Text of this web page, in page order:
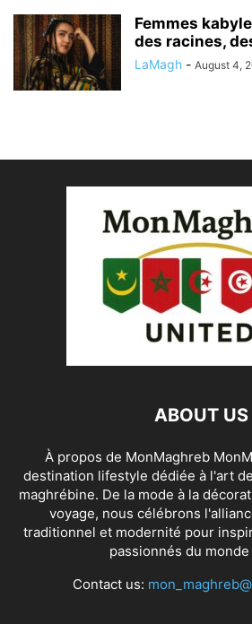
Femmes
des racines,
LaMagh - August 4,
ABOUT US
À propos de MonMaghreb
destination lifestyle dédiée à l'art
maghrébine. De la mode à la
voyage, nous célébrons
traditionnel et modernité pour
passionnés du
Contact us: